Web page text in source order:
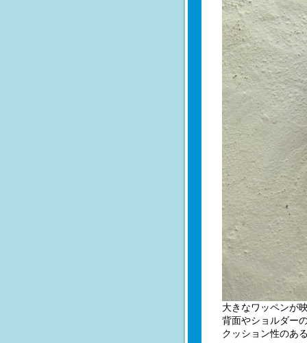
大きなワッペンが
背面やショルダー
クッション性のあ